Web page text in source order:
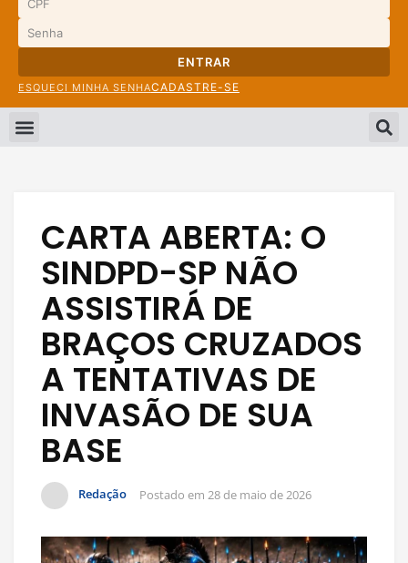
ENTRAR
ESQUECI MINHA SENHACADASTRE-SE
CARTA ABERTA: O
SINDPD-SP NÃO
ASSISTIRÁ DE
BRAÇOS CRUZADOS
A TENTATIVAS DE
INVASÃO DE SUA
BASE
Redação Postado em 28 de maio de 2026